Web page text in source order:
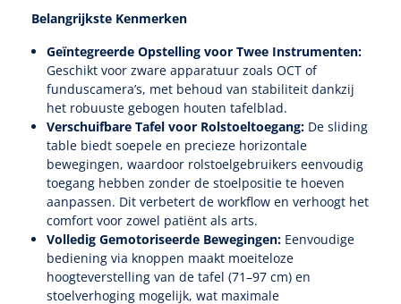
Belangrijkste Kenmerken
Geïntegreerde Opstelling voor Twee Instrumenten:
Geschikt voor zware apparatuur zoals OCT of
funduscamera’s, met behoud van stabiliteit dankzij
het robuuste gebogen houten tafelblad.
Verschuifbare Tafel voor Rolstoeltoegang: De sliding
table biedt soepele en precieze horizontale
bewegingen, waardoor rolstoelgebruikers eenvoudig
toegang hebben zonder de stoelpositie te hoeven
aanpassen. Dit verbetert de workflow en verhoogt het
comfort voor zowel patiënt als arts.
Volledig Gemotoriseerde Bewegingen: Eenvoudige
bediening via knoppen maakt moeiteloze
hoogteverstelling van de tafel (71–97 cm) en
stoelverhoging mogelijk, wat maximale